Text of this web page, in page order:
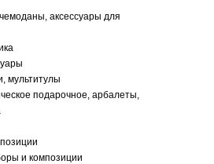
аксессуары для
мультитулы
подарочное, арбалеты,
и композиции